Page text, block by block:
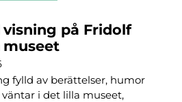
visning på Fridolf
museet
fylld av berättelser, humor
i det lilla museet,